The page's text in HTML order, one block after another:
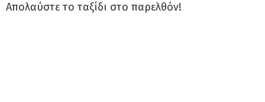
Απολαύστε το ταξίδι στο παρελθόν!